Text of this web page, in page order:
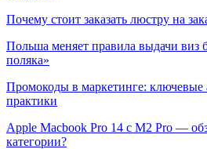
Почему стоит заказать люстру на
Польша меняет правила выдачи виз
поляка»
Промокоды в маркетинге:
практики
Apple Macbook Pro 14 с M2 Pro —
категории?